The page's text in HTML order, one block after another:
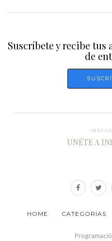
Suscríbete y recibe
de
UNÉTE A
HOME CATEGORIAS